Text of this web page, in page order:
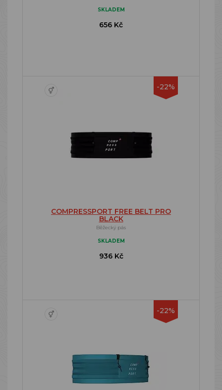
SKLADEM
656 Kč
-22%
COMPRESSPORT FREE BELT PRO
BLACK
Běžecký pás
SKLADEM
936 Kč
-22%